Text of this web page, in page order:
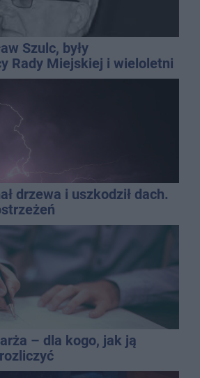
Szulc, były
Rady Miejskiej i wieloletni
drzewa i uszkodził dach.
– dla kogo, jak ją